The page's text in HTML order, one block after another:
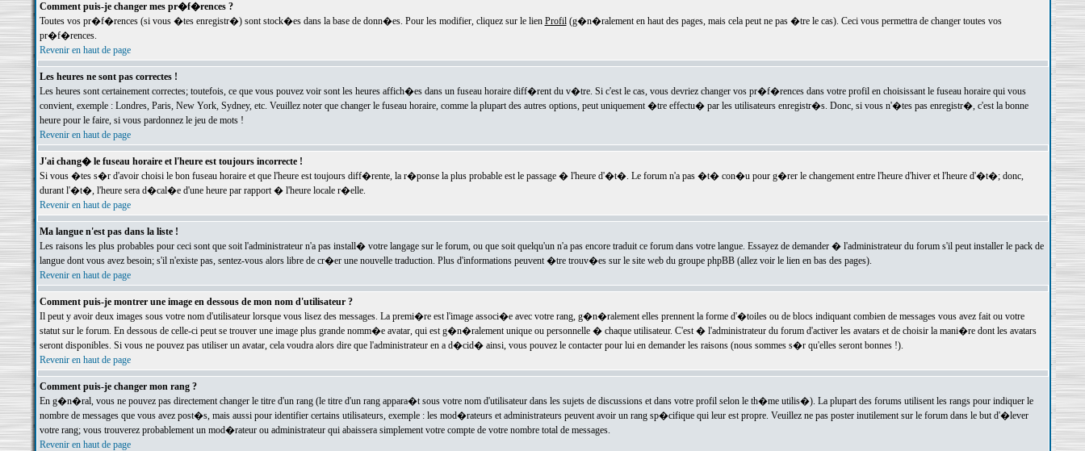
Comment puis-je changer mes pr�f�rences ?
Toutes vos pr�f�rences (si vous �tes enregistr�) sont stock�es dans la base de donn�es. Pour les modifier, cliquez sur le lien Profil(g�n�ralement en haut des pages, mais cela peut ne pas �tre le cas). Ceci vous permettra de changer toutes vos
pr�f�rences.
Revenir en haut de page
Les heures ne sont pas correctes !
Les heures sont certainement correctes; toutefois, ce que vous pouvez voir sont les heures affich�es dans un fuseau horaire diff�rent du v�tre. Si c'est le cas, vous devriez changer vos pr�f�rences dans votre profil en choisissant le fuseau horaire qui vous
convient, exemple : Londres, Paris, New York, Sydney, etc. Veuillez noter que changer le fuseau horaire, comme la plupart des autres options, peut uniquement �tre effectu� par les utilisateurs enregistr�s. Donc, si vous n'�tes pas enregistr�, c'est la bonne
heure pour le faire, si vous pardonnez le jeu de mots !
Revenir en haut de page
J'ai chang� le fuseau horaire et l'heure est toujours incorrecte !
Si vous �tes s�r d'avoir choisi le bon fuseau horaire et que l'heure est toujours diff�rente, la r�ponse la plus probable est le passage � l'heure d'�t�. Le forum n'a pas �t� con�u pour g�rer le changement entre l'heure d'hiver et l'heure d'�t�; donc,
durant l'�t�, l'heure sera d�cal�e d'une heure par rapport � l'heure locale r�elle.
Revenir en haut de page
Ma langue n'est pas dans la liste !
Les raisons les plus probables pour ceci sont que soit l'administrateur n'a pas install� votre langage sur le forum, ou que soit quelqu'un n'a pas encore traduit ce forum dans votre langue. Essayez de demander � l'administrateur du forum s'il peut installer le pack de
langue dont vous avez besoin; s'il n'existe pas, sentez-vous alors libre de cr�er une nouvelle traduction. Plus d'informations peuvent �tre trouv�es sur le site web du groupe phpBB (allez voir le lien en bas des pages).
Revenir en haut de page
Comment puis-je montrer une image en dessous de mon nom d'utilisateur ?
Il peut y avoir deux images sous votre nom d'utilisateur lorsque vous lisez des messages. La premi�re est l'image associ�e avec votre rang, g�n�ralement elles prennent la forme d'�toiles ou de blocs indiquant combien de messages vous avez fait ou votre
statut sur le forum. En dessous de celle-ci peut se trouver une image plus grande nomm�e avatar, qui est g�n�ralement unique ou personnelle � chaque utilisateur. C'est � l'administrateur du forum d'activer les avatars et de choisir la mani�re dont les avatars
seront disponibles. Si vous ne pouvez pas utiliser un avatar, cela voudra alors dire que l'administrateur en a d�cid� ainsi, vous pouvez le contacter pour lui en demander les raisons (nous sommes s�r qu'elles seront bonnes !).
Revenir en haut de page
Comment puis-je changer mon rang ?
En g�n�ral, vous ne pouvez pas directement changer le titre d'un rang (le titre d'un rang appara�t sous votre nom d'utilisateur dans les sujets de discussions et dans votre profil selon le th�me utilis�). La plupart des forums utilisent les rangs pour indiquer le
nombre de messages que vous avez post�s, mais aussi pour identifier certains utilisateurs, exemple : les mod�rateurs et administrateurs peuvent avoir un rang sp�cifique qui leur est propre. Veuillez ne pas poster inutilement sur le forum dans le but d'�lever
votre rang; vous trouverez probablement un mod�rateur ou administrateur qui abaissera simplement votre compte de votre nombre total de messages.
Revenir en haut de page